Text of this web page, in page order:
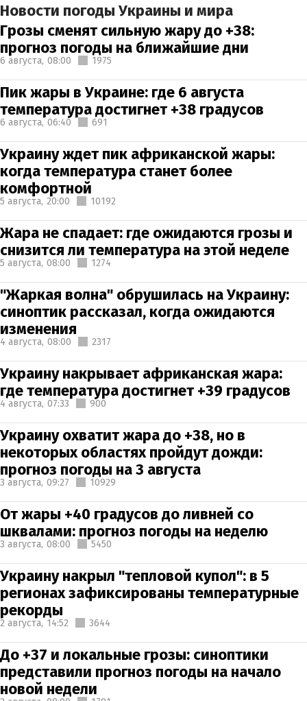
Новости погоды Украины и мира
Грозы сменят сильную жару до +38:
прогноз погоды на ближайшие дни
6 августа, 08:00 1975
Пик жары в Украине: где 6 августа
температура достигнет +38 градусов
6 августа, 06:40 691
Украину ждет пик африканской жары:
когда температура станет более
комфортной
5 августа, 20:00 10192
Жара не спадает: где ожидаются грозы и
снизится ли температура на этой неделе
5 августа, 08:00 1274
"Жаркая волна" обрушилась на Украину:
синоптик рассказал, когда ожидаются
изменения
4 августа, 08:00 2317
Украину накрывает африканская жара:
где температура достигнет +39 градусов
4 августа, 07:33 900
Украину охватит жара до +38, но в
некоторых областях пройдут дожди:
прогноз погоды на 3 августа
3 августа, 09:27 10929
От жары +40 градусов до ливней со
шквалами: прогноз погоды на неделю
3 августа, 08:00 5450
Украину накрыл "тепловой купол": в 5
регионах зафиксированы температурные
рекорды
2 августа, 14:52 3644
До +37 и локальные грозы: синоптики
представили прогноз погоды на начало
новой недели